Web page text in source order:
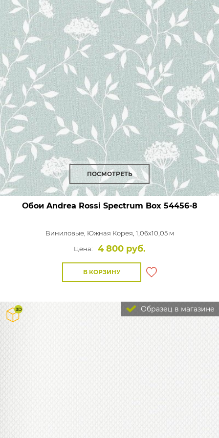
ПОСМОТРЕТЬ
Обои Andrea Rossi Spectrum Box 54456-8
Виниловые, Южная Корея, 1,06x10,05 м
Цена:
4 800 руб.
В КОРЗИНУ
Образец в магазине